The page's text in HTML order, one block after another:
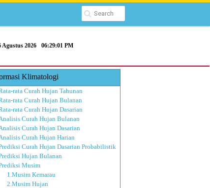
Agustus 2026 06:29:02 PM
Klimatologi
rata Curah Hujan Tahunan
rata Curah Hujan Bulanan
rata Curah Hujan Dasarian
Curah Hujan Bulanan
Curah Hujan Dasarian
Curah Hujan Harian
Curah Hujan Dasarian Probabilistik
Hujan Bulanan
Musim
Kemarau
Hujan